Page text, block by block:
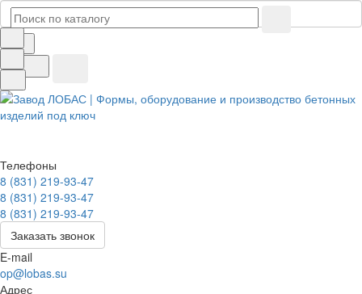
Телефоны
8 (831) 219-93-47
8 (831) 219-93-47
8 (831) 219-93-47
Заказать звонок
E-mail
op@lobas.su
Адрес